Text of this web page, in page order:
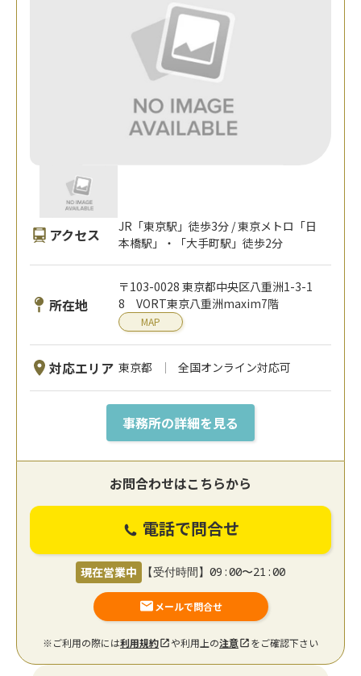
アクセス
JR「東京駅」徒歩3分 / 東京メトロ「日
本橋駅」・「大手町駅」徒歩2分
所在地
〒103-0028 東京都中央区八重洲1-3-1
8 VORT東京八重洲maxim7階
MAP
対応エリア 東京都 全国オンライン対応可
事務所の詳細を見る
お問合わせはこちらから
電話で問合せ
現在営業中 【受付時間】09:00〜21:00
メールで問合せ
※ご利用の際には利用規約 や利用上の注意 をご確認下さい